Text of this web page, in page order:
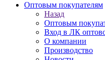
Оптовым покупателям
Назад
Оптовым
Вход в ЛК
О компании
Производство